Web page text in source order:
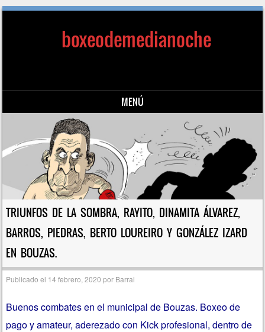
boxeodemedianoche
MENÚ
Saltar al contenido
TRIUNFOS DE LA SOMBRA, RAYITO, DINAMITA ÁLVAREZ,
BARROS, PIEDRAS, BERTO LOUREIRO Y GONZÁLEZ IZARD
EN BOUZAS.
Publicado el 14 febrero, 2020 por Barral
Buenos combates en el municipal de Bouzas. Boxeo de
pago y amateur, aderezado con Kick profesional, dentro de